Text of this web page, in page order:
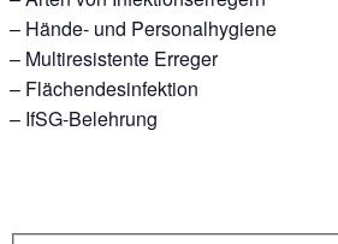
– Hände- und Personalhygiene
– Multiresistente Erreger
– Flächendesinfektion
– IfSG-Belehrung